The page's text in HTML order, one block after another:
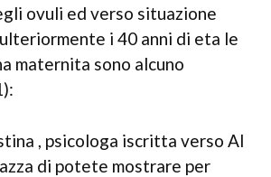
ovuli ed verso situazione
i 40 anni di eta le
maternita sono alcuno
, psicologa iscritta verso Al
di potete mostrare per